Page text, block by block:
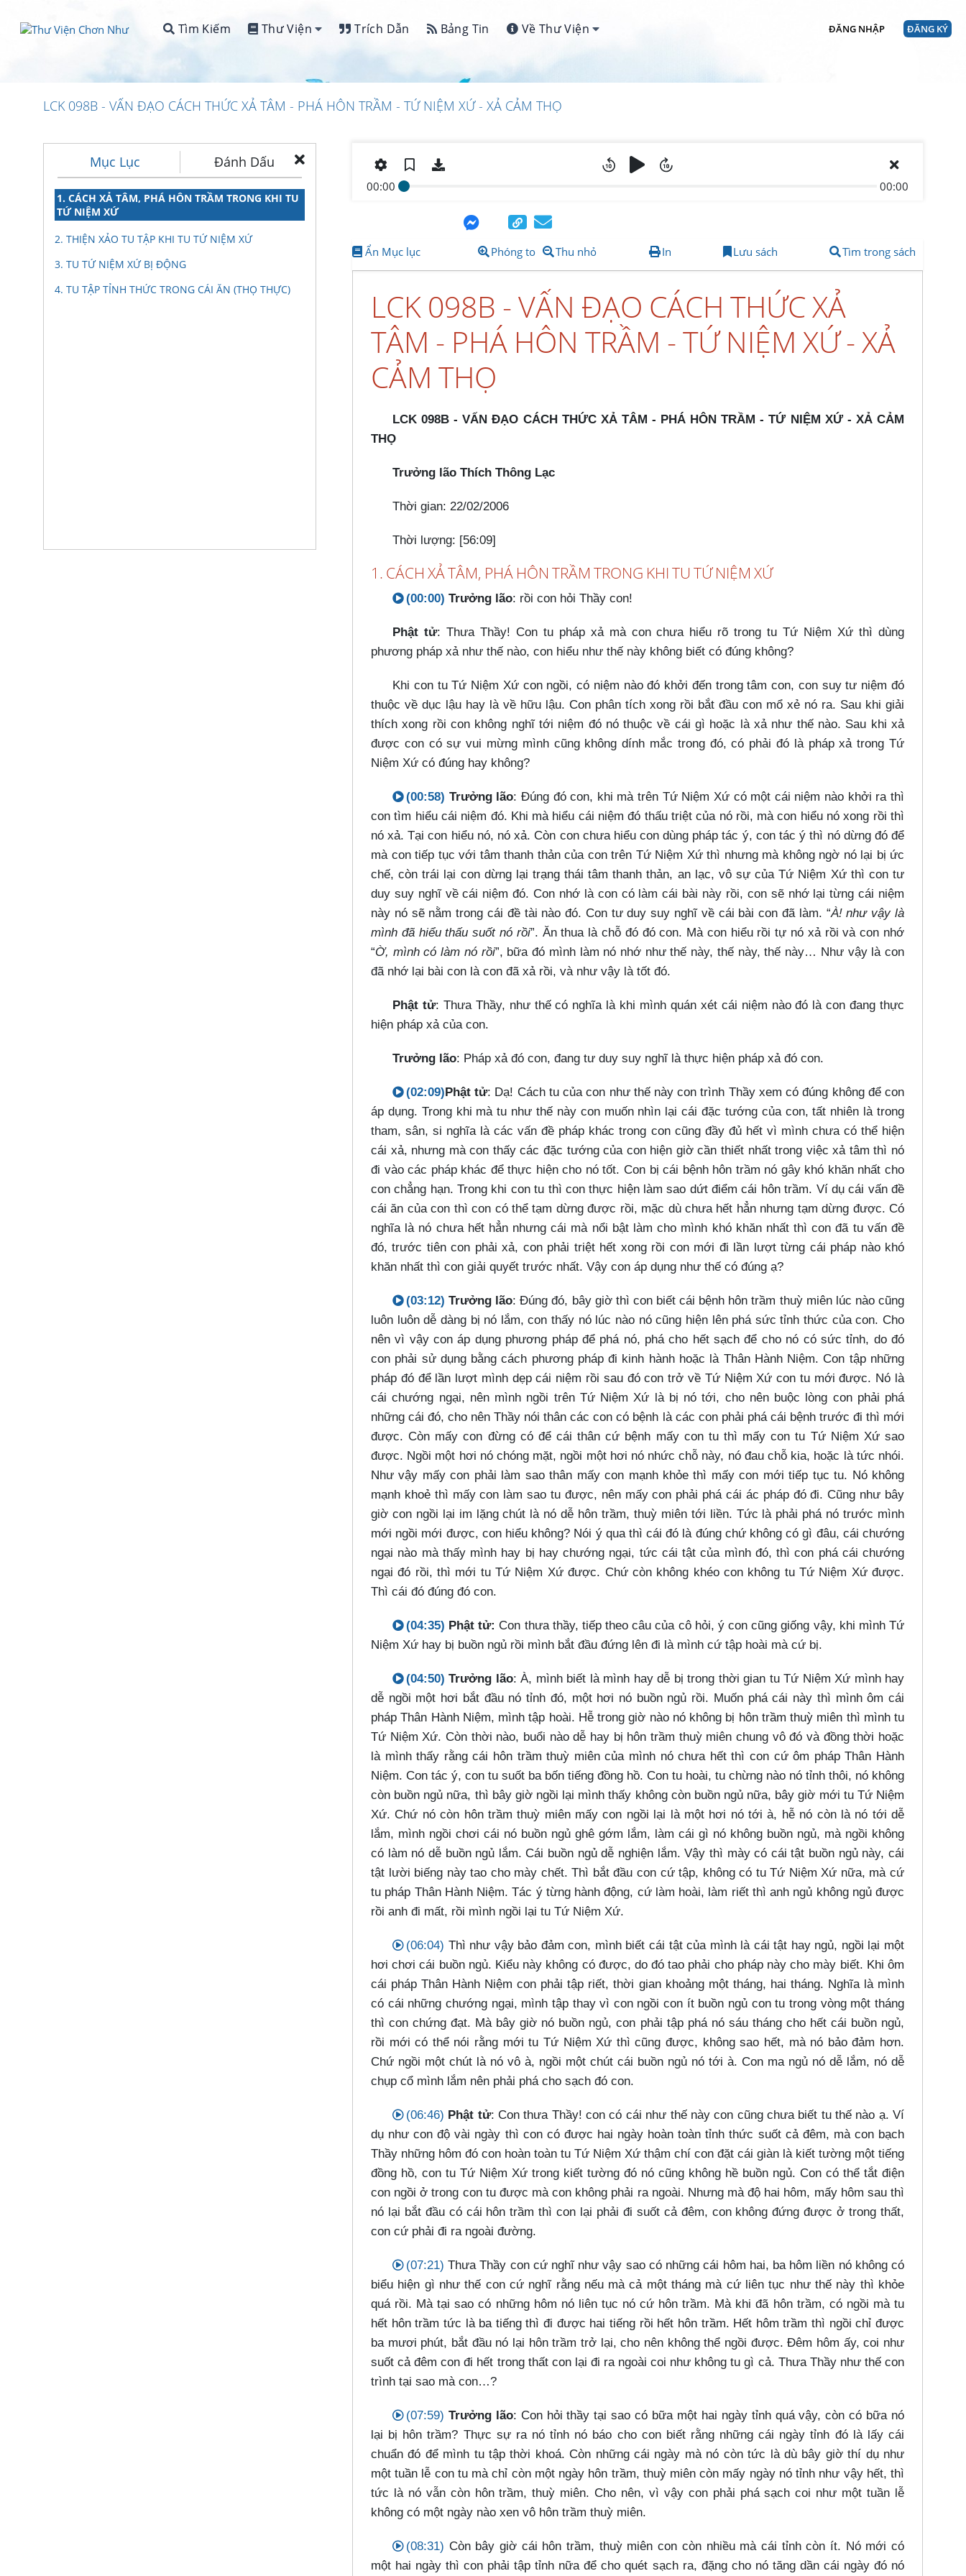
Tìm Kiếm Thư Viện Trích Dẫn Bảng Tin Về Thư Viện ĐĂNG NHẬP ĐĂNG KÝ
LCK 098B - VẤN ĐẠO CÁCH THỨC XẢ TÂM - PHÁ HÔN TRẦM - TỨ NIỆM XỨ - XẢ CẢM THỌ
Mục Lục Đánh Dấu
1. CÁCH XẢ TÂM, PHÁ HÔN TRẦM TRONG KHI TU
TỨ NIỆM XỨ
2. THIỆN XẢO TU TẬP KHI TU TỨ NIỆM XỨ
3. TU TỨ NIỆM XỨ BỊ ĐỘNG
4. TU TẬP TỈNH THỨC TRONG CÁI ĂN (THỌ THỰC)
00:00 00:00
Ẩn Mục lục Phóng to Thu nhỏ In Lưu sách Tìm trong sách
LCK 098B - VẤN ĐẠO CÁCH THỨC XẢ
TÂM - PHÁ HÔN TRẦM - TỨ NIỆM XỨ - XẢ
CẢM THỌ
LCK 098B - VẤN ĐẠO CÁCH THỨC XẢ TÂM - PHÁ HÔN TRẦM - TỨ NIỆM XỨ - XẢ CẢM
THỌ
Trưởng lão Thích Thông Lạc
Thời gian: 22/02/2006
Thời lượng: [56:09]
1. CÁCH XẢ TÂM, PHÁ HÔN TRẦM TRONG KHI TU TỨ NIỆM XỨ
(00:00) Trưởng lão: rồi con hỏi Thầy con!
Phật tử: Thưa Thầy! Con tu pháp xả mà con chưa hiểu rõ trong tu Tứ Niệm Xứ thì dùng
phương pháp xả như thế nào, con hiểu như thế này không biết có đúng không?
Khi con tu Tứ Niệm Xứ con ngồi, có niệm nào đó khởi đến trong tâm con, con suy tư niệm đó
thuộc về dục lậu hay là về hữu lậu. Con phân tích xong rồi bắt đầu con mổ xẻ nó ra. Sau khi giải
thích xong rồi con không nghĩ tới niệm đó nó thuộc về cái gì hoặc là xả như thế nào. Sau khi xả
được con có sự vui mừng mình cũng không dính mắc trong đó, có phải đó là pháp xả trong Tứ
Niệm Xứ có đúng hay không?
(00:58) Trưởng lão: Đúng đó con, khi mà trên Tứ Niệm Xứ có một cái niệm nào khởi ra thì
con tìm hiểu cái niệm đó. Khi mà hiểu cái niệm đó thấu triệt của nó rồi, mà con hiểu nó xong rồi thì
nó xả. Tại con hiểu nó, nó xả. Còn con chưa hiểu con dùng pháp tác ý, con tác ý thì nó dừng đó để
mà con tiếp tục với tâm thanh thản của con trên Tứ Niệm Xứ thì nhưng mà không ngờ nó lại bị ức
chế, còn trái lại con dừng lại trạng thái tâm thanh thản, an lạc, vô sự của Tứ Niệm Xứ thì con tư
duy suy nghĩ về cái niệm đó. Con nhớ là con có làm cái bài này rồi, con sẽ nhớ lại từng cái niệm
này nó sẽ nằm trong cái đề tài nào đó. Con tư duy suy nghĩ về cái bài con đã làm. “À! như vậy là
mình đã hiểu thấu suốt nó rồi”. Ăn thua là chỗ đó đó con. Mà con hiểu rồi tự nó xả rồi và con nhớ
“Ờ, mình có làm nó rồi”, bữa đó mình làm nó nhớ như thế này, thế này, thế này…​ Như vậy là con
đã nhớ lại bài con là con đã xả rồi, và như vậy là tốt đó.
Phật tử: Thưa Thầy, như thế có nghĩa là khi mình quán xét cái niệm nào đó là con đang thực
hiện pháp xả của con.
Trưởng lão: Pháp xả đó con, đang tư duy suy nghĩ là thực hiện pháp xả đó con.
(02:09)Phật tử: Dạ! Cách tu của con như thế này con trình Thầy xem có đúng không để con
áp dụng. Trong khi mà tu như thế này con muốn nhìn lại cái đặc tướng của con, tất nhiên là trong
tham, sân, si nghĩa là các vấn đề pháp khác trong con cũng đầy đủ hết vì mình chưa có thể hiện
cái xả, nhưng mà con thấy các đặc tướng của con hiện giờ cần thiết nhất trong việc xả tâm thì nó
đi vào các pháp khác để thực hiện cho nó tốt. Con bị cái bệnh hôn trầm nó gây khó khăn nhất cho
con chẳng hạn. Trong khi con tu thì con thực hiện làm sao dứt điểm cái hôn trầm. Ví dụ cái vấn đề
cái ăn của con thì con có thể tạm dừng được rồi, mặc dù chưa hết hẳn nhưng tạm dừng được. Có
nghĩa là nó chưa hết hẳn nhưng cái mà nổi bật làm cho mình khó khăn nhất thì con đã tu vấn đề
đó, trước tiên con phải xả, con phải triệt hết xong rồi con mới đi lần lượt từng cái pháp nào khó
khăn nhất thì con giải quyết trước nhất. Vậy con áp dụng như thế có đúng ạ?
(03:12) Trưởng lão: Đúng đó, bây giờ thì con biết cái bệnh hôn trầm thuỳ miên lúc nào cũng
luôn luôn dễ dàng bị nó lắm, con thấy nó lúc nào nó cũng hiện lên phá sức tỉnh thức của con. Cho
nên vì vậy con áp dụng phương pháp để phá nó, phá cho hết sạch để cho nó có sức tỉnh, do đó
con phải sử dụng bằng cách phương pháp đi kinh hành hoặc là Thân Hành Niệm. Con tập những
pháp đó để lần lượt mình dẹp cái niệm rồi sau đó con trở về Tứ Niệm Xứ con tu mới được. Nó là
cái chướng ngại, nên mình ngồi trên Tứ Niệm Xứ là bị nó tới, cho nên buộc lòng con phải phá
những cái đó, cho nên Thầy nói thân các con có bệnh là các con phải phá cái bệnh trước đi thì mới
được. Còn mấy con đừng có để cái thân cứ bệnh mấy con tu thì mấy con tu Tứ Niệm Xứ sao
được. Ngồi một hơi nó chóng mặt, ngồi một hơi nó nhức chỗ này, nó đau chỗ kia, hoặc là tức nhói.
Như vậy mấy con phải làm sao thân mấy con mạnh khỏe thì mấy con mới tiếp tục tu. Nó không
mạnh khoẻ thì mấy con làm sao tu được, nên mấy con phải phá cái ác pháp đó đi. Cũng như bây
giờ con ngồi lại im lặng chút là nó dễ hôn trầm, thuỳ miên tới liền. Tức là phải phá nó trước mình
mới ngồi mới được, con hiểu không? Nói ý qua thì cái đó là đúng chứ không có gì đâu, cái chướng
ngại nào mà thấy mình hay bị hay chướng ngại, tức cái tật của mình đó, thì con phá cái chướng
ngại đó rồi, thì mới tu Tứ Niệm Xứ được. Chứ còn không khéo con không tu Tứ Niệm Xứ được.
Thì cái đó đúng đó con.
(04:35) Phật tử: Con thưa thầy, tiếp theo câu của cô hỏi, ý con cũng giống vậy, khi mình Tứ
Niệm Xứ hay bị buồn ngủ rồi mình bắt đầu đứng lên đi là mình cứ tập hoài mà cứ bị.
(04:50) Trưởng lão: À, mình biết là mình hay dễ bị trong thời gian tu Tứ Niệm Xứ mình hay
dễ ngồi một hơi bắt đầu nó tỉnh đó, một hơi nó buồn ngủ rồi. Muốn phá cái này thì mình ôm cái
pháp Thân Hành Niệm, mình tập hoài. Hễ trong giờ nào nó không bị hôn trầm thuỳ miên thì mình tu
Tứ Niệm Xứ. Còn thời nào, buổi nào dễ hay bị hôn trầm thuỳ miên chung vô đó và đồng thời hoặc
là mình thấy rằng cái hôn trầm thuỳ miên của mình nó chưa hết thì con cứ ôm pháp Thân Hành
Niệm. Con tác ý, con tu suốt ba bốn tiếng đồng hồ. Con tu hoài, tu chừng nào nó tỉnh thôi, nó không
còn buồn ngủ nữa, thì bây giờ ngồi lại mình thấy không còn buồn ngủ nữa, bây giờ mới tu Tứ Niệm
Xứ. Chứ nó còn hôn trầm thuỳ miên mấy con ngồi lại là một hơi nó tới à, hễ nó còn là nó tới dễ
lắm, mình ngồi chơi cái nó buồn ngủ ghê gớm lắm, làm cái gì nó không buồn ngủ, mà ngồi không
có làm nó dễ buồn ngủ lắm. Cái buồn ngủ dễ nghiện lắm. Vậy thì mày có cái tật buồn ngủ này, cái
tật lười biếng này tao cho mày chết. Thì bắt đầu con cứ tập, không có tu Tứ Niệm Xứ nữa, mà cứ
tu pháp Thân Hành Niệm. Tác ý từng hành động, cứ làm hoài, làm riết thì anh ngủ không ngủ được
rồi anh đi mất, rồi mình ngồi lại tu Tứ Niệm Xứ.
(06:04) Thì như vậy bảo đảm con, mình biết cái tật của mình là cái tật hay ngủ, ngồi lại một
hơi chơi cái buồn ngủ. Kiểu này không có được, do đó tao phải cho pháp này cho mày biết. Khi ôm
cái pháp Thân Hành Niệm con phải tập riết, thời gian khoảng một tháng, hai tháng. Nghĩa là mình
có cái những chướng ngại, mình tập thay vì con ngồi con ít buồn ngủ con tu trong vòng một tháng
thì con chứng đạt. Mà bây giờ nó buồn ngủ, con phải tập phá nó sáu tháng cho hết cái buồn ngủ,
rồi mới có thể nói rằng mới tu Tứ Niệm Xứ thì cũng được, không sao hết, mà nó bảo đảm hơn.
Chứ ngồi một chút là nó vô à, ngồi một chút cái buồn ngủ nó tới à. Con ma ngủ nó dễ lắm, nó dễ
chụp cổ mình lắm nên phải phá cho sạch đó con.
(06:46) Phật tử: Con thưa Thầy! con có cái như thế này con cũng chưa biết tu thế nào ạ. Ví
dụ như con độ vài ngày thì con có được hai ngày hoàn toàn tỉnh thức suốt cả đêm, mà con bạch
Thầy những hôm đó con hoàn toàn tu Tứ Niệm Xứ thậm chí con đặt cái giàn là kiết tường một tiếng
đồng hồ, con tu Tứ Niệm Xứ trong kiết tường đó nó cũng không hề buồn ngủ. Con có thể tắt điện
con ngồi ở trong con tu được mà con không phải ra ngoài. Nhưng mà độ hai hôm, mấy hôm sau thì
nó lại bắt đầu có cái hôn trầm thì con lại phải đi suốt cả đêm, con không đứng được ở trong thất,
con cứ phải đi ra ngoài đường.
(07:21) Thưa Thầy con cứ nghĩ như vậy sao có những cái hôm hai, ba hôm liền nó không có
biểu hiện gì như thế con cứ nghĩ rằng nếu mà cả một tháng mà cứ liên tục như thế này thì khỏe
quá rồi. Mà tại sao có những hôm nó liên tục nó cứ hôn trầm. Mà khi đã hôn trầm, có ngồi mà tu
hết hôn trầm tức là ba tiếng thì đi được hai tiếng rồi hết hôn trầm. Hết hôm trầm thì ngồi chỉ được
ba mươi phút, bắt đầu nó lại hôn trầm trở lại, cho nên không thể ngồi được. Đêm hôm ấy, coi như
suốt cả đêm con đi hết trong thất con lại đi ra ngoài coi như không tu gì cả. Thưa Thầy như thế con
trình tại sao mà con…​?
(07:59) Trưởng lão: Con hỏi thầy tại sao có bữa một hai ngày tỉnh quá vậy, còn có bữa nó
lại bị hôn trầm? Thực sự ra nó tỉnh nó báo cho con biết rằng những cái ngày tỉnh đó là lấy cái
chuẩn đó để mình tu tập thời khoá. Còn những cái ngày mà nó còn tức là dù bây giờ thí dụ như
một tuần lễ con tu mà chỉ còn một ngày hôn trầm, thuỳ miên còn mấy ngày nó tỉnh như vậy hết, thì
tức là nó vẫn còn hôn trầm, thuỳ miên. Cho nên, vì vậy con phải phá sạch coi như một tuần lễ
không có một ngày nào xen vô hôn trầm thuỳ miên.
(08:31) Còn bây giờ cái hôn trầm, thuỳ miên con còn nhiều mà cái tỉnh còn ít. Nó mới có
một hai ngày thì con phải tập tỉnh nữa để cho quét sạch ra, đặng cho nó tăng dần cái ngày đó nó